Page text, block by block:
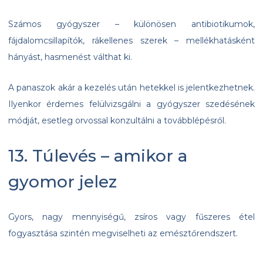
Számos gyógyszer – különösen antibiotikumok,
fájdalomcsillapítók, rákellenes szerek – mellékhatásként
hányást, hasmenést válthat ki.
A panaszok akár a kezelés után hetekkel is jelentkezhetnek.
Ilyenkor érdemes felülvizsgálni a gyógyszer szedésének
módját, esetleg orvossal konzultálni a továbblépésről.
13. Túlevés – amikor a
gyomor jelez
Gyors, nagy mennyiségű, zsíros vagy fűszeres étel
fogyasztása szintén megviselheti az emésztőrendszert.